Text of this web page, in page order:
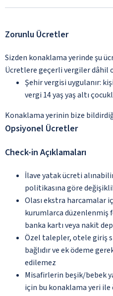
Zorunlu Ücretler
Sizden konaklama yerinde şu
Ücretlere geçerli vergiler dâhil
Şehir vergisi uygulanır:
vergi 14 yaş yaş altı
Konaklama yerinin bize
Opsiyonel Ücretler
Check-in Açıklamaları
İlave yatak ücreti
politikasına göre
Olası ekstra harcamalar
kurumlarca düzenlenmiş
banka kartı veya nakit
Özel talepler, otele giriş
bağlıdır ve ek ödeme
edilemez
Misafirlerin beşik/bebek
için bu konaklama yeri